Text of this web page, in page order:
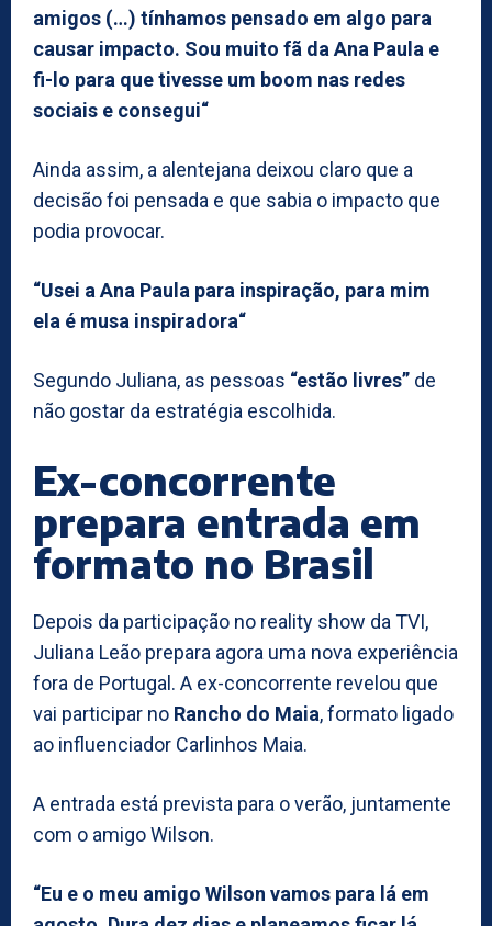
amigos (…) tínhamos pensado em algo para
causar impacto. Sou muito fã da Ana Paula e
fi-lo para que tivesse um boom nas redes
sociais e consegui“
Ainda assim, a alentejana deixou claro que a
decisão foi pensada e que sabia o impacto que
podia provocar.
“Usei a Ana Paula para inspiração, para mim
ela é musa inspiradora“
Segundo Juliana, as pessoas “estão livres” de
não gostar da estratégia escolhida.
Ex-concorrente
prepara entrada em
formato no Brasil
Depois da participação no reality show da TVI,
Juliana Leão prepara agora uma nova experiência
fora de Portugal. A ex-concorrente revelou que
vai participar no Rancho do Maia, formato ligado
ao influenciador Carlinhos Maia.
A entrada está prevista para o verão, juntamente
com o amigo Wilson.
“Eu e o meu amigo Wilson vamos para lá em